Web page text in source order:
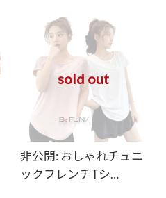
sold out
非公開: おしゃれチュニ
ックフレンチTシ…